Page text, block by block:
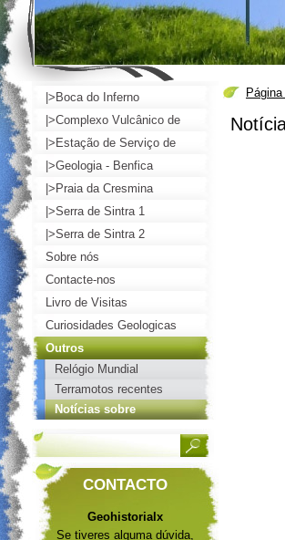
|>Boca do Inferno
|>Complexo Vulcânico de
Lisboa
|>Estação de Serviço de
Loures
|>Geologia - Benfica
|>Praia da Cresmina
|>Serra de Sintra 1
|>Serra de Sintra 2
Sobre nós
Contacte-nos
Livro de Visitas
Curiosidades Geologicas
Outros
Relógio Mundial
Terramotos recentes
Notícias sobre
CONTACTO
Geohistorialx
Se tiveres alguma dúvida,